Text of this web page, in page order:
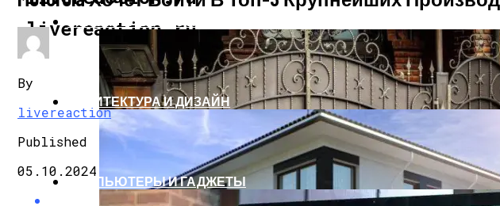
livereaction.ru
СТРОИТЕЛЬСТВО И РЕМОНТ
АРХИТЕКТУРА И ДИЗАЙН
КОМПЬЮТЕРЫ И ГАДЖЕТЫ
By
livereaction
Published
05.10.2024